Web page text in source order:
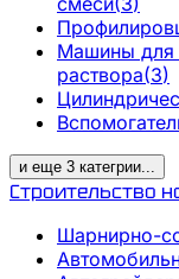
Машины для
раствора(3)
и еще 3 категрии...
Строительство
Шарнирно-